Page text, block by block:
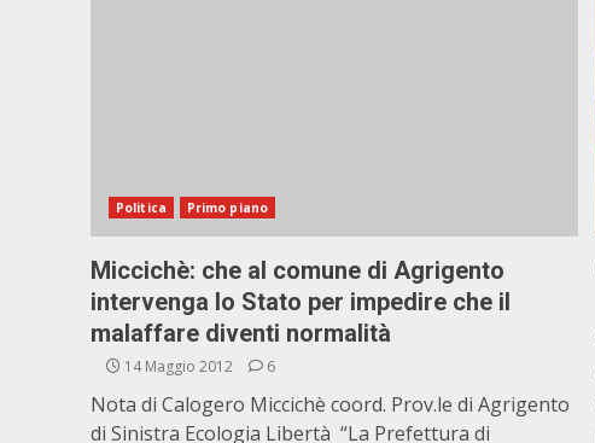
Politica Primo piano
Miccichè: che al comune di Agrigento
intervenga lo Stato per impedire che il
malaffare diventi normalità
14 Maggio 2012 6
Nota di Calogero Miccichè coord. Prov.le di Agrigento
di Sinistra Ecologia Libertà “La Prefettura di